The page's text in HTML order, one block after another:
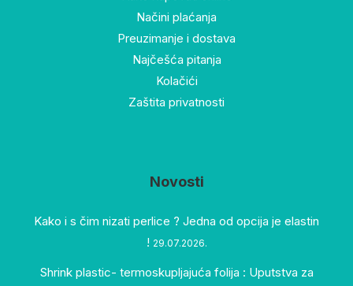
Načini plaćanja
Preuzimanje i dostava
Najčešća pitanja
Kolačići
Zaštita privatnosti
Novosti
Kako i s čim nizati perlice ? Jedna od opcija je elastin
! 29.07.2026.
Shrink plastic- termoskupljajuća folija : Uputstva za